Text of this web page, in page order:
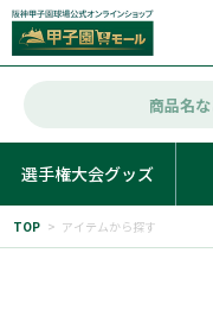
選手権大会グッズ
TOP > アイテムから探す